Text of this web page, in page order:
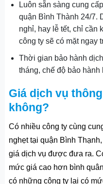
Luôn sẵn sàng cung
quận Bình Thành 24/7.
nghỉ, hay lễ tết, chỉ cần
công ty sẽ có mặt ngay
Thời gian bảo hành
tháng, chế độ bảo hành
Giá dịch vụ
không?
Có nhiều công ty cùng
nghẹt tại quận Bình
giá dịch vụ được đưa ra.
mức giá cao hơn bình
có những công ty lại có